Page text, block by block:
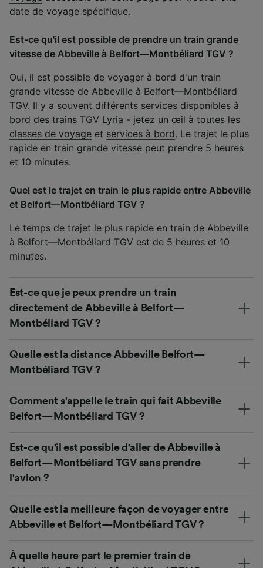
date de voyage spécifique.
Est-ce qu'il est possible de prendre un train grande
vitesse de Abbeville à Belfort—Montbéliard TGV ?
Oui, il est possible de voyager à bord d'un train
grande vitesse de Abbeville à Belfort—Montbéliard
TGV. Il y a souvent différents services disponibles à
bord des trains TGV Lyria - jetez un œil à toutes les
classes de voyage et services à bord. Le trajet le plus
rapide en train grande vitesse peut prendre 5 heures
et 10 minutes.
Quel est le trajet en train le plus rapide entre Abbeville
et Belfort—Montbéliard TGV ?
Le temps de trajet le plus rapide en train de Abbeville
à Belfort—Montbéliard TGV est de 5 heures et 10
minutes.
Est-ce que je peux prendre un train
directement de Abbeville à Belfort—
Montbéliard TGV ?
Quelle est la distance Abbeville Belfort—
Montbéliard TGV ?
Comment s'appelle le train qui fait Abbeville
Belfort—Montbéliard TGV ?
Est-ce qu'il est possible d'aller de Abbeville à
Belfort—Montbéliard TGV sans prendre
l'avion ?
Quelle est la meilleure façon de voyager entre
Abbeville et Belfort—Montbéliard TGV ?
À quelle heure part le premier train de